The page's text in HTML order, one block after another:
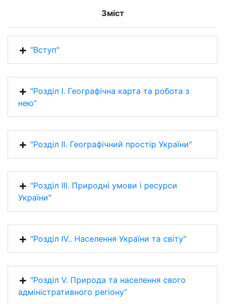
Зміст
"Вступ"
"Розділ І. Географічна карта та робота з
нею"
"Розділ II. Географічний простір України"
"Розділ III. Природні умови і ресурси
України"
"Розділ ІV.. Населення України та світу"
"Розділ V. Природа та населення свого
адміністративного регіону"